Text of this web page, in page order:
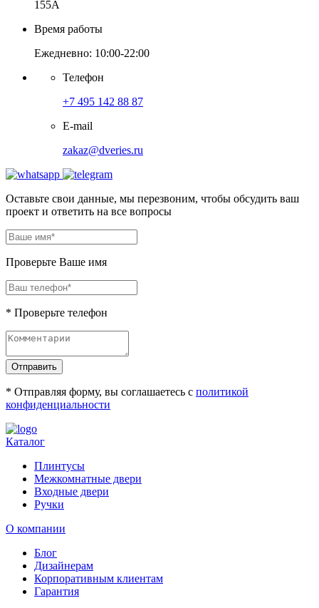
155А
Время работы
Ежедневно: 10:00-22:00
Телефон
+7 495 142 88 87
E-mail
zakaz@dveries.ru
Оставьте свои данные, мы перезвоним, чтобы обсудить ваш
проект и ответить на все вопросы
Проверьте Ваше имя
* Проверьте телефон
Отправить
* Отправляя форму, вы соглашаетесь с политикой
конфиденциальности
Каталог
Плинтусы
Межкомнатные двери
Входные двери
Ручки
О компании
Блог
Дизайнерам
Корпоративным клиентам
Гарантия